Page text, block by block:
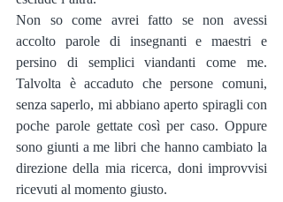
Non so come avrei fatto se non avessi
accolto parole di insegnanti e maestri e
persino di semplici viandanti come me.
Talvolta è accaduto che persone comuni,
senza saperlo, mi abbiano aperto spiragli con
poche parole gettate così per caso. Oppure
sono giunti a me libri che hanno cambiato la
direzione della mia ricerca, doni improvvisi
ricevuti al momento giusto.